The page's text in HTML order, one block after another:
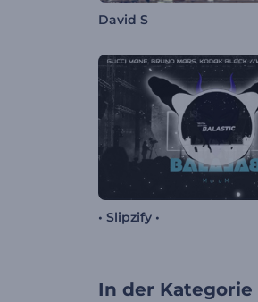
David S
• Slipzify •
In der Kategorie